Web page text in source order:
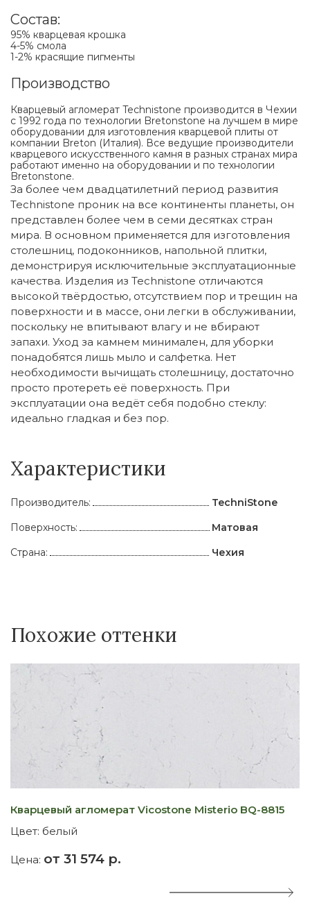
Состав:
95% кварцевая крошка
4-5% смола
1-2% красящие пигменты
Производство
Кварцевый агломерат Technistone производится в Чехии
с 1992 года по технологии Bretonstone на лучшем в мире
оборудовании для изготовления кварцевой плиты от
компании Breton (Италия). Все ведущие производители
кварцевого искусственного камня в разных странах мира
работают именно на оборудовании и по технологии
Bretonstone.
За более чем двадцатилетний период развития
Technistone проник на все континенты планеты, он
представлен более чем в семи десятках стран
мира. В основном применяется для изготовления
столешниц, подоконников, напольной плитки,
демонстрируя исключительные эксплуатационные
качества. Изделия из Technistone отличаются
высокой твёрдостью, отсутствием пор и трещин на
поверхности и в массе, они легки в обслуживании,
поскольку не впитывают влагу и не вбирают
запахи. Уход за камнем минимален, для уборки
понадобятся лишь мыло и салфетка. Нет
необходимости вычищать столешницу, достаточно
просто протереть её поверхность. При
эксплуатации она ведёт себя подобно стеклу:
идеально гладкая и без пор.
Характеристики
Производитель:
TechniStone
Поверхность:
Матовая
Страна:
Чехия
Похожие оттенки
Кварцевый агломерат Vicostone Misterio BQ-8815
Цвет: белый
Цена: от 31 574 р.